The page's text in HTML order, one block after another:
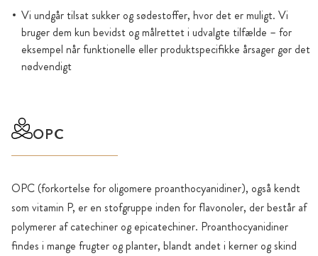
Vi undgår tilsat sukker og sødestoffer, hvor det er muligt. Vi
bruger dem kun bevidst og målrettet i udvalgte tilfælde – for
eksempel når funktionelle eller produktspecifikke årsager gør det
nødvendigt
OPC
OPC (forkortelse for oligomere proanthocyanidiner), også kendt
som vitamin P, er en stofgruppe inden for flavonoler, der består af
polymerer af catechiner og epicatechiner. Proanthocyanidiner
findes i mange frugter og planter, blandt andet i kerner og skind